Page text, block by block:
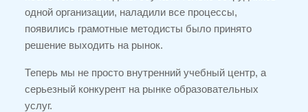
одной организации, наладили все процессы,
появились грамотные методисты было принято
решение выходить на рынок.
Теперь мы не просто внутренний учебный центр, а
серьезный конкурент на рынке образовательных
услуг.